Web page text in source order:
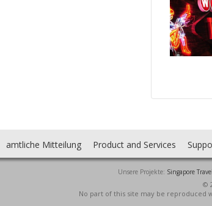
amtliche Mitteilung Product and Services
Unsere Projekte: Singapore
©
No part of this site may be reproduced